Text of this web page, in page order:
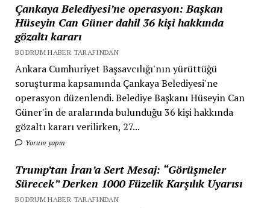
Çankaya Belediyesi’ne operasyon: Başkan
Hüseyin Can Güner dahil 36 kişi hakkında
gözaltı kararı
BODRUM HABER TARAFINDAN
Ankara Cumhuriyet Başsavcılığı'nın yürüttüğü
soruşturma kapsamında Çankaya Belediyesi'ne
operasyon düzenlendi. Belediye Başkanı Hüseyin Can
Güner'in de aralarında bulunduğu 36 kişi hakkında
gözaltı kararı verilirken, 27...
Yorum yapın
Trump’tan İran’a Sert Mesaj: “Görüşmeler
Sürecek” Derken 1000 Füzelik Karşılık Uyarısı
BODRUM HABER TARAFINDAN